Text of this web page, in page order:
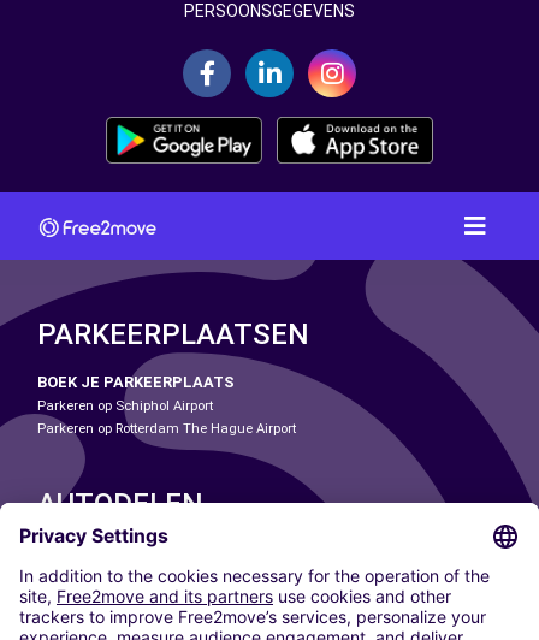
PERSOONSGEGEVENS
PARKEERPLAATSEN
BOEK JE PARKEERPLAATS
Parkeren op Schiphol Airport
Parkeren op Rotterdam The Hague Airport
AUTODELEN
ONZE STEDEN
Paris
Madrid
Washington DC